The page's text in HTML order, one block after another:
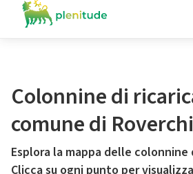
Colonnine di
comune di
Esplora la mappa delle
Clicca su ogni punto per